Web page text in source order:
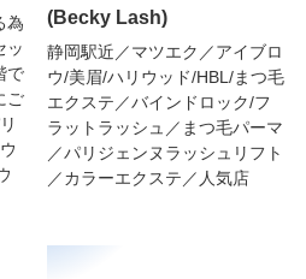
為
ッ
で
ご
(Becky Lash)
静岡駅近／マツエク／アイブロ
ウ/美眉/ハリウッド/HBL/まつ毛
エクステ／バインドロック/フ
ラットラッシュ／まつ毛パーマ
／パリジェンヌラッシュリフト
／カラーエクステ／人気店